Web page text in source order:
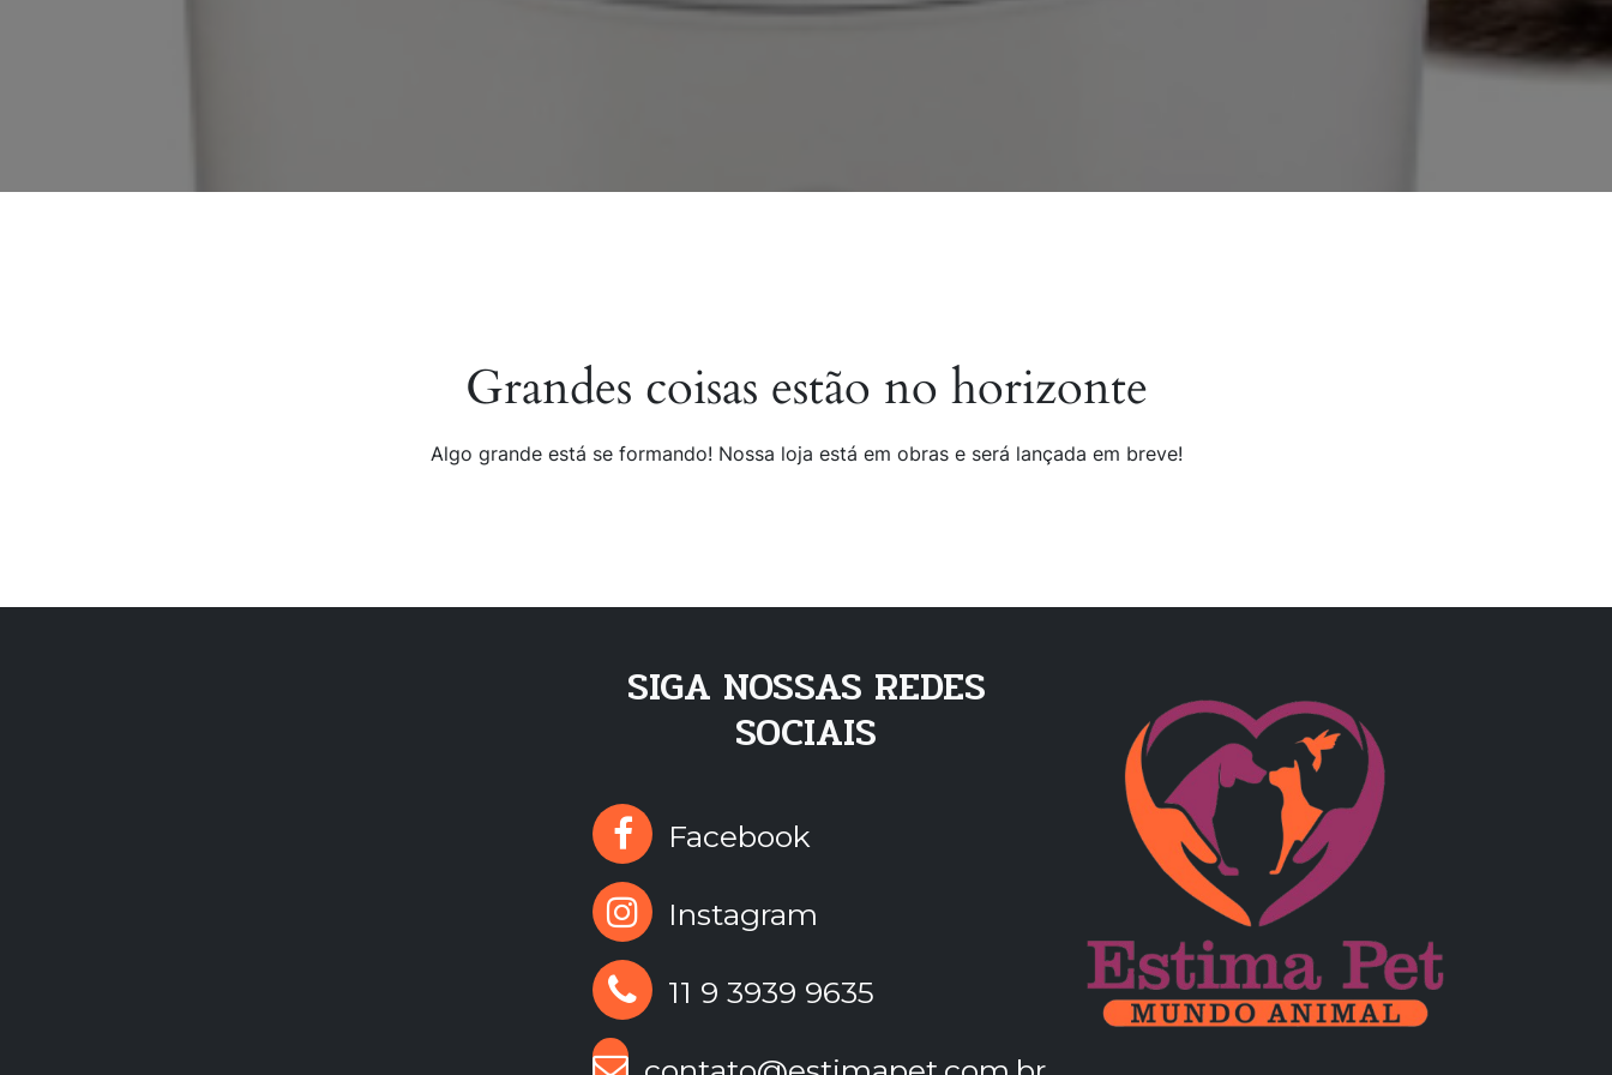
Grandes coisas estão no horizonte
Algo grande está se formando! Nossa loja está em obras e será lançada em breve!
SIGA NOSSAS REDES
SOCIAIS
Facebook
Instagram
11 9 3939 9635